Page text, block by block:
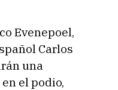
Evenepoel,
Carlos
una
el podio,